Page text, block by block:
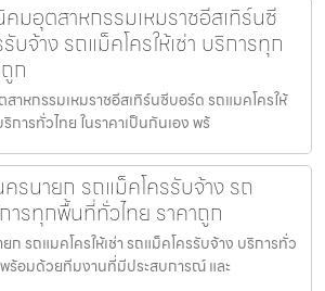
คมอุตสาหกรรมเหมราชอีสเทิร์นซี
จ้าง รถแม็คโครให้เช่า บริการทุก
ก
สาหกรรมเหมราชอีสเทิร์นซีบอร์ด รถแมคโครให้
การทั่วไทย ในราคาเป็นกันเอง พร้
รนายก รถแม็คโครรับจ้าง รถ
การทุกพื้นที่ทั่วไทย ราคาถูก
ก รถแมคโครให้เช่า รถแม็คโครรับจ้าง บริการทั่ว
พร้อมด้วยทีมงานที่มีประสบการณ์ และ